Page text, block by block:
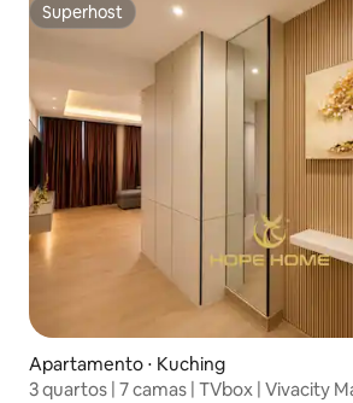
Superhost
Superhost
Apartamento ⋅ Kuching
3 quartos | 7 camas | TVbox | Vivacity